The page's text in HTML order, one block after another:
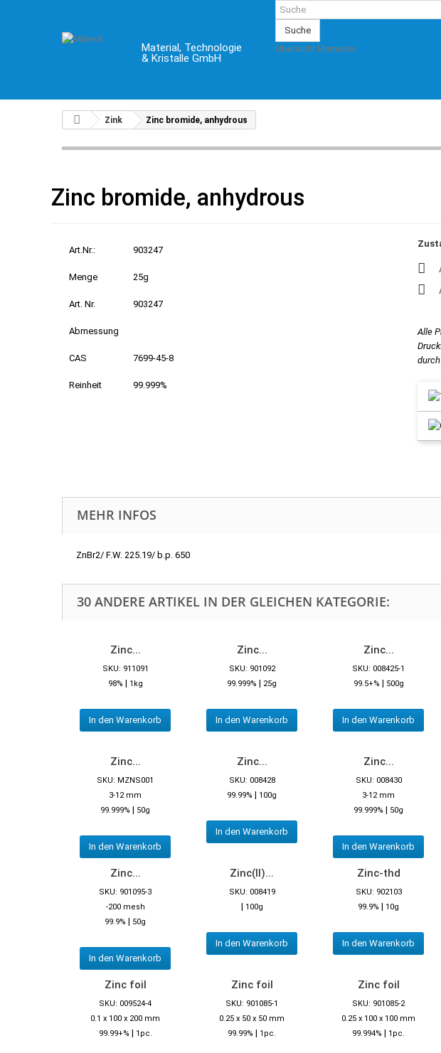
Material, Technologie
& Kristalle GmbH
Suche
Übersicht Elemente
Zink Zinc bromide, anhydrous
Zinc bromide, anhydrous
Art.Nr.: 903247
Menge 25g
Art. Nr. 903247
Abmessung
CAS 7699-45-8
Reinheit 99.999%
Alle
MEHR INFOS
ZnBr2/ F.W. 225.19/ b.p. 650
30 ANDERE ARTIKEL IN DER GLEICHEN KATEGORIE:
Zinc...
SKU: 911091
98% | 1kg
In den Warenkorb
Zinc...
SKU: 901092
99.999% | 25g
In den Warenkorb
Zinc...
SKU: 008425-1
99.5+% | 500g
In den Warenkorb
Zinc...
SKU: MZNS001
3-12 mm
99.999% | 50g
In den Warenkorb
Zinc...
SKU: 008428
99.99% | 100g
In den Warenkorb
Zinc...
SKU: 008430
3-12 mm
99.999% | 50g
In den Warenkorb
Zinc...
SKU: 901095-3
-200 mesh
99.9% | 50g
In den Warenkorb
Zinc(II)...
SKU: 008419
| 100g
In den Warenkorb
Zinc-thd
SKU: 902103
99.9% | 10g
In den Warenkorb
Zinc foil
SKU: 009524-4
0.1 x 100 x 200 mm
99.99+% | 1pc.
Zinc foil
SKU: 901085-1
0.25 x 50 x 50 mm
99.99% | 1pc.
Zinc foil
SKU: 901085-2
0.25 x 100 x 100 mm
99.994% | 1pc.